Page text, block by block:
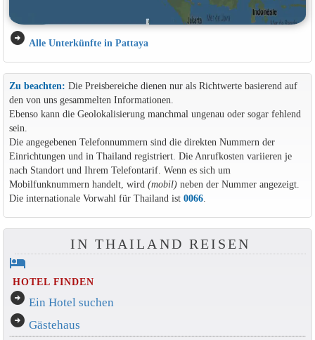
arrow_circle_right Alle Unterkünfte in Pattaya
Zu beachten: Die Preisbereiche dienen nur als Richtwerte basierend auf
den von uns gesammelten Informationen.
Ebenso kann die Geolokalisierung manchmal ungenau oder sogar fehlend
sein.
Die angegebenen Telefonnummern sind die direkten Nummern der
Einrichtungen und in Thailand registriert. Die Anrufkosten variieren je
nach Standort und Ihrem Telefontarif. Wenn es sich um
Mobilfunknummern handelt, wird (mobil)neben der Nummer angezeigt.
Die internationale Vorwahl für Thailand ist 0066.
IN THAILAND REISEN
hotel
HOTEL FINDEN
arrow_circle_right Ein Hotel suchen
arrow_circle_right Gästehaus